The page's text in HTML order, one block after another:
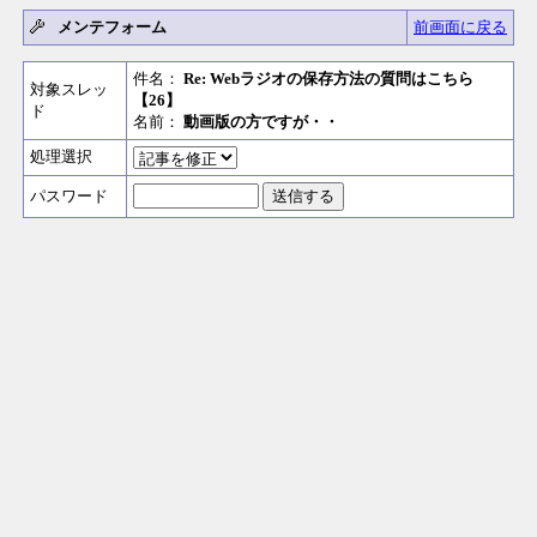
メンテフォーム 前画面に戻る
対象スレッ
ド
件名： Re: Webラジオの保存方法の質問はこちら
【26】
名前： 動画版の方ですが・・
処理選択
パスワード